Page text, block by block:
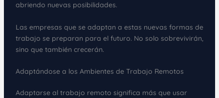
abriendo nuevas posibilidades.
Las empresas que se adaptan a estas nuevas formas de
trabajo se preparan para el futuro. No solo sobrevivirán,
sino que también crecerán.
Adaptándose a los Ambientes de Trabajo Remotos
Adaptarse al trabajo remoto significa más que usar